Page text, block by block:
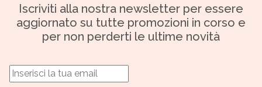
Iscriviti alla nostra newsletter per essere
aggiornato su tutte promozioni in corso e
per non perderti le ultime novità